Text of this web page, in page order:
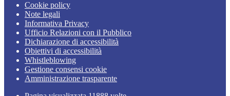
Cookie policy
Note legali
Informativa Privacy
Ufficio Relazioni con il Pubblico
Dichiarazione di accessibilità
Obiettivi di accessibilità
Whistleblowing
Gestione consensi cookie
Amministrazione trasparente